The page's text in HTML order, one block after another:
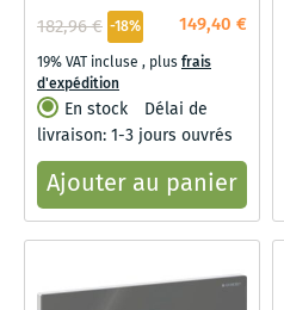
plaque de recouvrement :
blanc
149,40 €
182,96 € -18%
19% VAT incluse , plusfrais
d'expédition
En stock
Délai de
livraison: 1-3 jours ouvrés
Ajouter au panier